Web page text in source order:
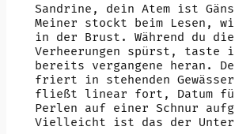
Sandrine, dein Atem ist
Meiner stockt beim Lesen,
in der Brust. Während du die
Verheerungen spürst, taste
bereits vergangene heran.
friert in stehenden
fließt linear fort, Datum für
Perlen auf einer Schnur
Vielleicht ist das der